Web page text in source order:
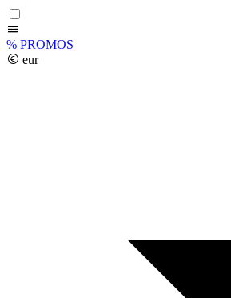
% PROMOS
eur